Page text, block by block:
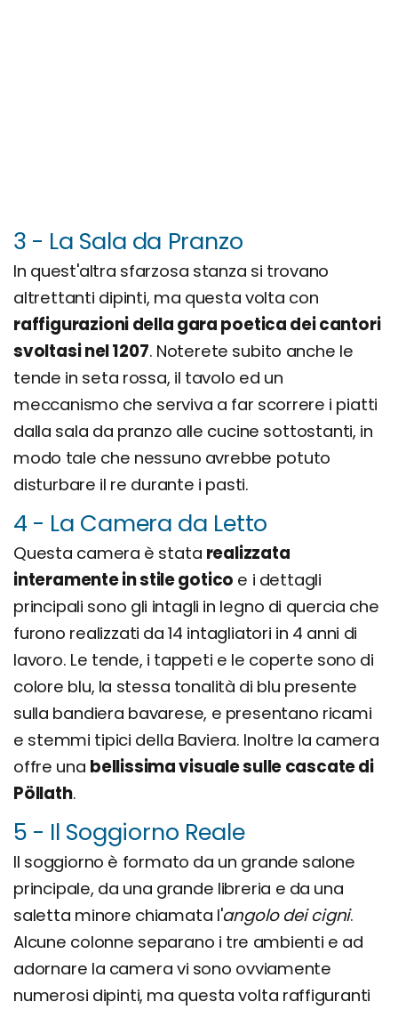
3 - La Sala da Pranzo
In quest'altra sfarzosa stanza si trovano
altrettanti dipinti, ma questa volta con
raffigurazioni della gara poetica dei cantori
svoltasi nel 1207. Noterete subito anche le
tende in seta rossa, il tavolo ed un
meccanismo che serviva a far scorrere i piatti
dalla sala da pranzo alle cucine sottostanti, in
modo tale che nessuno avrebbe potuto
disturbare il re durante i pasti.
4 - La Camera da Letto
Questa camera è stata realizzata
interamente in stile gotico e i dettagli
principali sono gli intagli in legno di quercia che
furono realizzati da 14 intagliatori in 4 anni di
lavoro. Le tende, i tappeti e le coperte sono di
colore blu, la stessa tonalità di blu presente
sulla bandiera bavarese, e presentano ricami
e stemmi tipici della Baviera. Inoltre la camera
offre una bellissima visuale sulle cascate di
Pöllath.
5 - Il Soggiorno Reale
Il soggiorno è formato da un grande salone
principale, da una grande libreria e da una
saletta minore chiamata l'angolo dei cigni.
Alcune colonne separano i tre ambienti e ad
adornare la camera vi sono ovviamente
numerosi dipinti, ma questa volta raffiguranti